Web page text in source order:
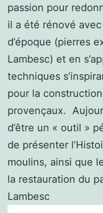
passion pour
il a été rénové
d’époque (pierres
Lambesc) et en
techniques
pour la
provençaux.
d’être un « outil »
de présenter
moulins, ainsi que
la restauration du
Lambesc